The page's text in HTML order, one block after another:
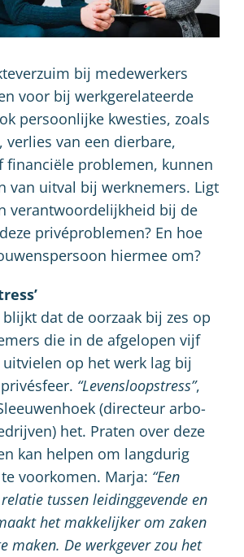
bij medewerkers
voor bij werkgerelateerde
persoonlijke kwesties, zoals
verlies van een dierbare,
financiële problemen, kunnen
van uitval bij werknemers. Ligt
verantwoordelijkheid bij de
privéproblemen? En hoe
hiermee om?
blijkt dat de oorzaak bij zes op
die in de afgelopen vijf
op het werk lag bij
“Levensloopstress”,
(directeur arbo-
het. Praten over deze
kan helpen om langdurig
voorkomen. Marja: “Een
tussen leidinggevende en
het makkelijker om zaken
maken. De werkgever zou het